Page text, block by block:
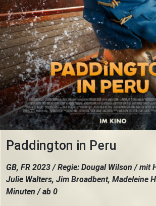
Paddington in Peru
GB, FR 2023 / Regie: Dougal Wilson / mit
Julie Walters, Jim Broadbent, Madeleine
Minuten / ab 0